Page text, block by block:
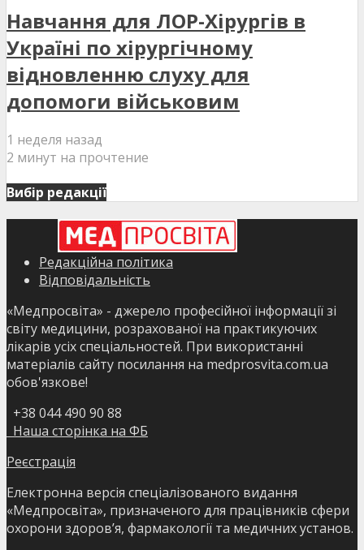
Навчання для ЛОР-Хірургів в
Україні по хірургічному
відновленню слуху для
допомоги військовим
1 неделя назад
2 минут на прочтение
Вибір редакції
Редакційна політика
Відповідальність
«Медпросвіта» - джерело професійної інформації зі
світу медицини, розрахованої на практикуючих
лікарів усіх спеціальностей. При використанні
матеріалів сайту посилання на medprosvita.com.ua
обов'язкове!
+38 044 490 90 88
Наша сторінка на ФБ
Реєстрація
Електронна версія спеціалізованого видання
«Медпросвіта», призначеного для працівників сфери
охорони здоров’я, фармакології та медичних установ.